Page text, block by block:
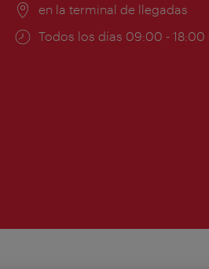
Lugar:
en la terminal de llegadas
Horarios
Todos los días 09:00 - 18:00